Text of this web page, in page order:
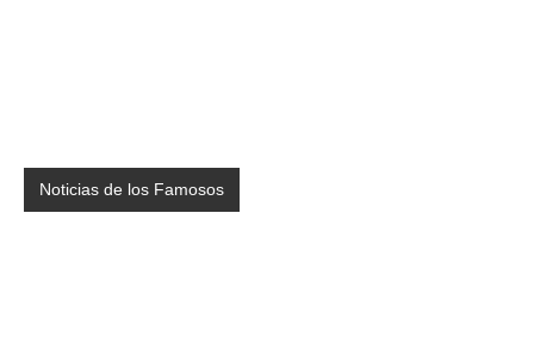
Noticias de los Famosos